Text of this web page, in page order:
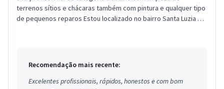
terrenos sítios e chácaras também com pintura e qualquer tipo
de pequenos reparos Estou localizado no bairro Santa Luzia em
Recomendação mais recente:
Excelentes profissionais, rápidos, honestos e com bom